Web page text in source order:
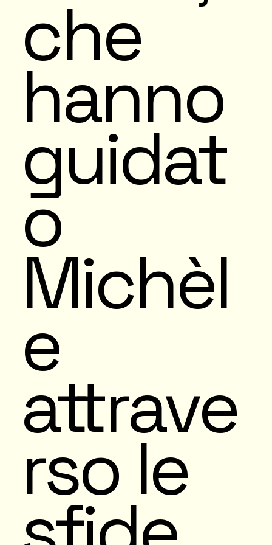
che
hanno
guidat
o
Michèl
e
attrave
rso le